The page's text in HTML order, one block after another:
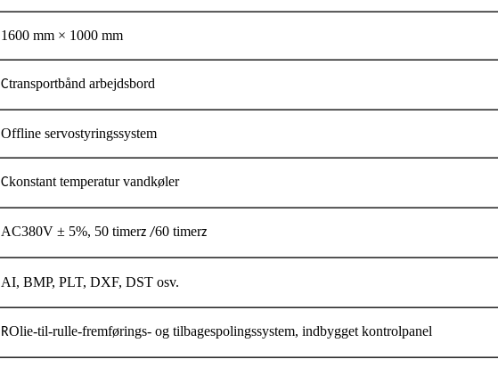
1600 mm × 1000 mm
Ctransportbånd arbejdsbord
Offline servostyringssystem
Ckonstant temperatur vandkøler
AC380V ± 5%, 50 timerz /60 timerz
AI, BMP, PLT, DXF, DST osv.
ROlie-til-rulle-fremførings- og tilbagespolingssystem, indbygget kontrolpanel